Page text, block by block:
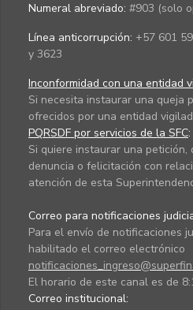
Numeral abreviado: #903 (solo
Línea anticorrupción: +57 601
y 3623
Inconformidad con una entidad
Si necesita instaurar una queja
ofrecidos por una entidad
PQRSDF por servicios de la SFC:
Si quiere instaurar una petición,
denuncia o felicitación con
atención de esta
Correo para notificaciones
Para el envío de notificaciones
habilitado el correo electrónico
El horario de este canal es de
Correo institucional: